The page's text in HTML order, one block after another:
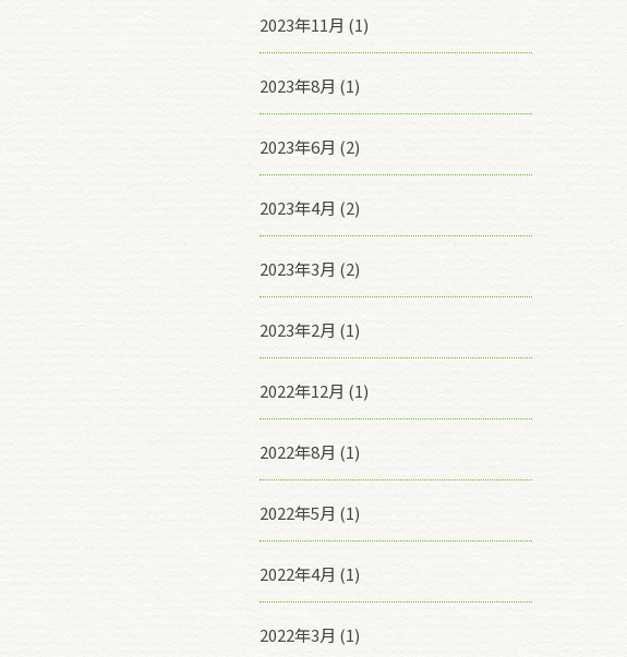
2023年11月 (1)
2023年8月 (1)
2023年6月 (2)
2023年4月 (2)
2023年3月 (2)
2023年2月 (1)
2022年12月 (1)
2022年8月 (1)
2022年5月 (1)
2022年4月 (1)
2022年3月 (1)